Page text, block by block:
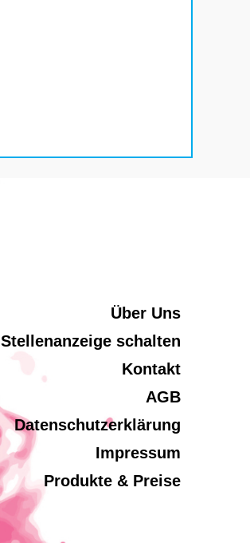
Über Uns
Stellenanzeige schalten
Kontakt
AGB
Datenschutzerklärung
Impressum
Produkte & Preise